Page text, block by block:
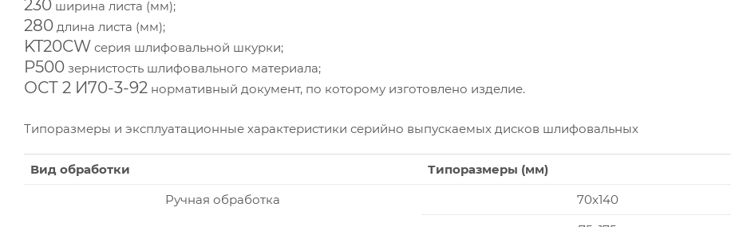
230 ширина листа (мм);
280 длина листа (мм);
KT20CW серия шлифовальной шкурки;
P500 зернистость шлифовального материала;
ОСТ 2 И70-3-92 нормативный документ, по которому изготовлено изделие.
Типоразмеры и эксплуатационные характеристики серийно выпускаемых дисков шлифовальных
Вид обработки
Типоразмеры (мм)
Ручная обработка
70x140